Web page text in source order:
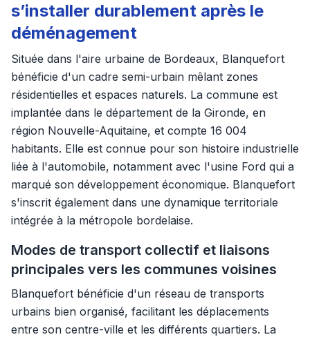
s’installer durablement après le
déménagement
Située dans l'aire urbaine de Bordeaux, Blanquefort
bénéficie d'un cadre semi-urbain mêlant zones
résidentielles et espaces naturels. La commune est
implantée dans le département de la Gironde, en
région Nouvelle-Aquitaine, et compte 16 004
habitants. Elle est connue pour son histoire industrielle
liée à l'automobile, notamment avec l'usine Ford qui a
marqué son développement économique. Blanquefort
s'inscrit également dans une dynamique territoriale
intégrée à la métropole bordelaise.
Modes de transport collectif et liaisons
principales vers les communes voisines
Blanquefort bénéficie d'un réseau de transports
urbains bien organisé, facilitant les déplacements
entre son centre-ville et les différents quartiers. La